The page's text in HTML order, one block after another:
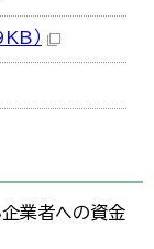
）
業者への資金